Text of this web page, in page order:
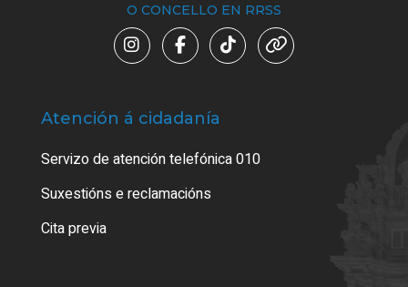
O CONCELLO EN RRSS
Atención á cidadanía
Servizo de atención telefónica 010
Suxestións e reclamacións
Cita previa